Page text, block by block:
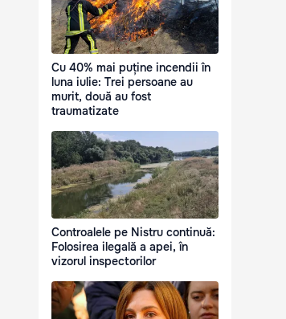
Cu 40% mai puține incendii în
luna iulie: Trei persoane au
murit, două au fost
traumatizate
Controalele pe Nistru continuă:
Folosirea ilegală a apei, în
vizorul inspectorilor